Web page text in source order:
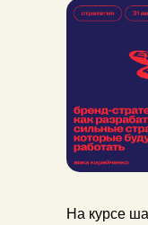
На курсе